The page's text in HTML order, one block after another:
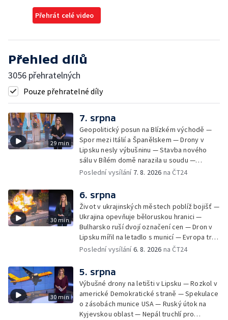
Přehrát celé video
Přehled dílů
3056 přehratelných
Pouze přehratelné díly
29 min
7. srpna
Geopolitický posun na Blízkém východě —
Spor mezi Itálií a Španělskem — Drony v
Lipsku nesly výbušninu — Stavba nového
sálu v Bílém domě narazila u soudu —
Severní polokouli sužuje sucho —
Teror osadníků na Západním břehu —
Záchrana netopýrů v Itálii
Poslední vysílání 7. 8. 2026 na ČT24
30 min
6. srpna
Život v ukrajinských městech poblíž bojišť —
Ukrajina opevňuje běloruskou hranici —
Bulharsko ruší dvojí označení cen — Dron v
Lipsku mířil na letadlo s municí — Evropa trpí
nedostatkem srážek — Nové záběry erupcí
Poslední vysílání6. 8. 2026 na ČT24
30 min
5. srpna
Výbušné drony na letišti v Lipsku — Rozkol v
americké Demokratické straně — Spekulace
o zásobách munice USA — Ruský útok na
Kyjevskou oblast — Nepál truchlí pro